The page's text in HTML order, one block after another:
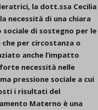
la dott.ssa Cecilia
necessità di una chiara
sociale di sostegno per le
per circostanza o
anche l’impatto
necessità nelle
pressione sociale a cui
i risultati del
Materno è una